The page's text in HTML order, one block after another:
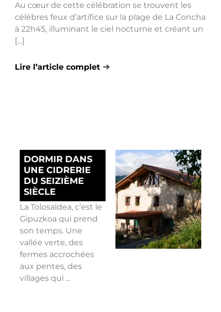
Au cœur de cette célébration se trouvent les
célèbres feux d’artifice sur la plage de La Concha
à 22h45, illuminant le ciel nocturne et créant un
[…]
Lire l’article complet ➔
DORMIR DANS
UNE CIDRERIE
DU SEIZIÈME
SIÈCLE
La Tolosaldea, c’est le
Gipuzkoa qui prend
son temps. Une
vallée verte, des
fermes accrochées
aux pentes, des
villages qui ...